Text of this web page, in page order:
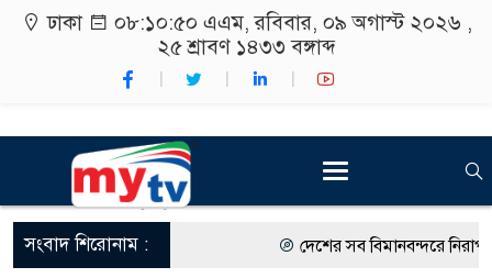
ঢাকা ০৮:১০:৫১ এএম, রবিবার, ০৯ অগাস্ট ২০২৬ ,
২৫ শ্রাবণ ১৪৩৩ বঙ্গাব্দ
সংবাদ শিরোনাম : দেশের সব বিমানবন্দরে নিরাপত্তা